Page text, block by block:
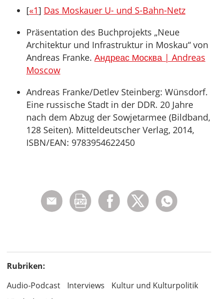
[«1] Das Moskauer U- und S-Bahn-Netz
Präsentation des Buchprojekts „Neue
Architektur und Infrastruktur in Moskau“ von
Andreas Franke. Андреас Москва | Andreas
Moscow
Andreas Franke/Detlev Steinberg: Wünsdorf.
Eine russische Stadt in der DDR. 20 Jahre
nach dem Abzug der Sowjetarmee (Bildband,
128 Seiten). Mitteldeutscher Verlag, 2014,
ISBN/EAN: 9783954622450
Rubriken:
Audio-Podcast
Interviews
Kultur und Kulturpolitik